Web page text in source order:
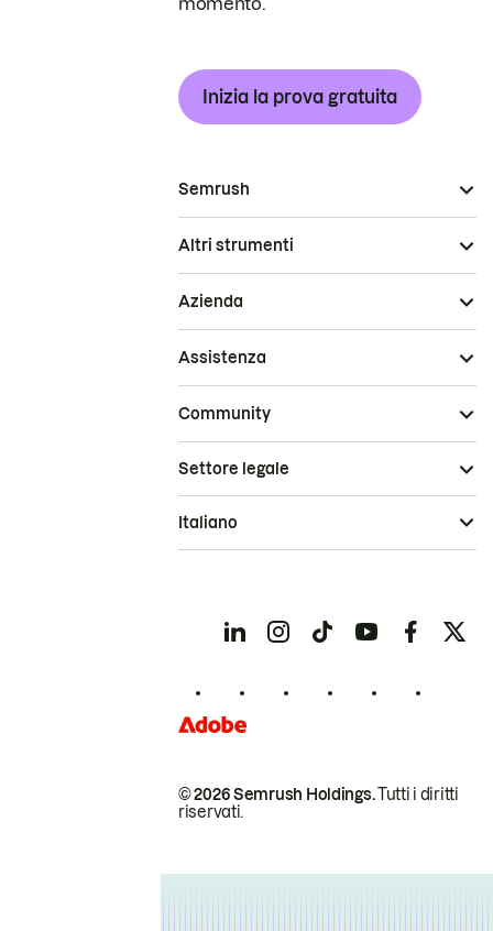
Inizia la prova gratuita
Semrush
Altri strumenti
Azienda
Assistenza
Community
© 2026 Semrush Holdings.Tutti i diritti
riservati.
Settore legale
Italiano